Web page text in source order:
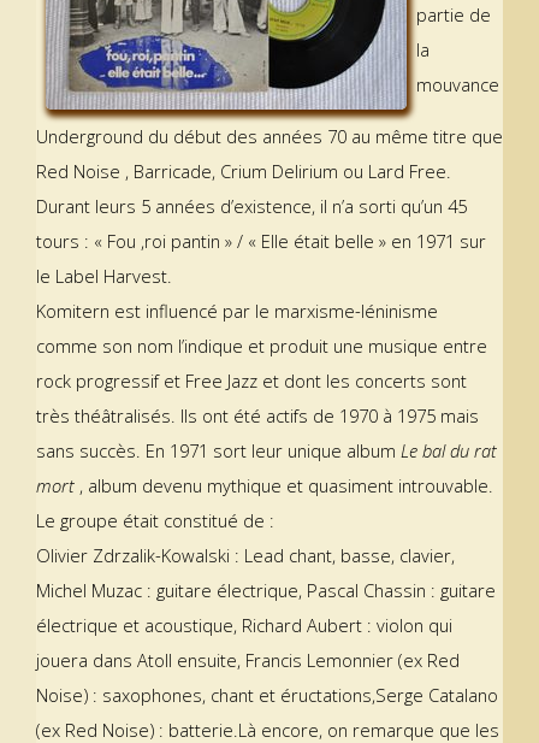
partie de
la
mouvance
Underground du début des années 70 au même titre que
Red Noise , Barricade, Crium Delirium ou Lard Free.
Durant leurs 5 années d’existence, il n’a sorti qu’un 45
tours : « Fou ,roi pantin » / « Elle était belle » en 1971 sur
le Label Harvest.
Komitern est influencé par le marxisme-léninisme
comme son nom l’indique et produit une musique entre
rock progressif et Free Jazz et dont les concerts sont
très théâtralisés. Ils ont été actifs de 1970 à 1975 mais
sans succès. En 1971 sort leur unique album Le bal du rat
mort , album devenu mythique et quasiment introuvable.
Le groupe était constitué de :
Olivier Zdrzalik-Kowalski : Lead chant, basse, clavier,
Michel Muzac : guitare électrique, Pascal Chassin : guitare
électrique et acoustique, Richard Aubert : violon qui
jouera dans Atoll ensuite, Francis Lemonnier (ex Red
Noise) : saxophones, chant et éructations,Serge Catalano
(ex Red Noise) : batterie.Là encore, on remarque que les